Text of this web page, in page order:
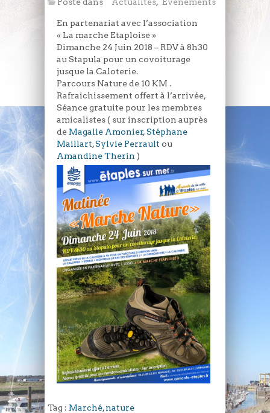
En partenariat avec l’association
« La marche Etaploise »
Dimanche 24 Juin 2018 – RDV à 8h30
au Stapula pour un covoiturage
jusque la Caloterie.
Parcours Nature de 10 KM .
Rafraichissement offert à l’arrivée,
Séance gratuite pour les membres
amicalistes ( sur inscription auprès
de Magalie Amonier,Stéphane
Maillart,Sylvie Perrault ou
Amandine Therin )
Tag : Marché,nature